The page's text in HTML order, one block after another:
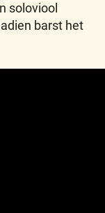
soloviool
barst het